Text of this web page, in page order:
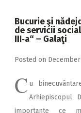
2017
2016
2015
2013
Bucurie şi
de servicii
III‑a“ – Galaţi
Posted on
C u
Arhiepiscopul
importante ce